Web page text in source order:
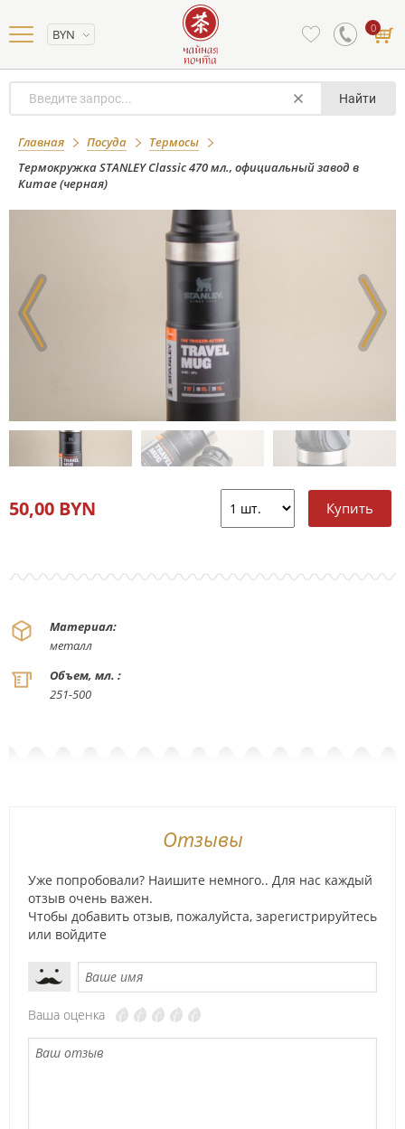
BYN 0
Найти
Главная Посуда
Термосы
Термокружка STANLEY Classic 470 мл., официальный завод в
Китае (черная)
Термокружка STANLEY Classic 470 мл.,
официальный завод в Китае (черная)
50,00 BYN
Материал:
металл
Объем, мл. :
251-500
Отзывы
Уже попробовали? Наишите немного.. Для нас каждый
отзыв очень важен.
Чтобы добавить отзыв, пожалуйста, зарегистрируйтесь
или войдите
Ваша оценка